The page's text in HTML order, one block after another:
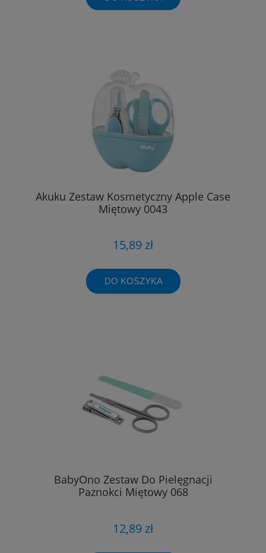
Akuku Zestaw Kosmetyczny Apple Case
Miętowy 0043
15,89 zł
DO KOSZYKA
BabyOno Zestaw Do Pielęgnacji
Paznokci Miętowy 068
12,89 zł